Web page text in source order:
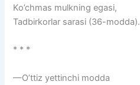
Ko’chmas mulkning egasi,
Tadbirkorlar sarasi (36-modda).
* * *
—O’ttiz yettinchi modda